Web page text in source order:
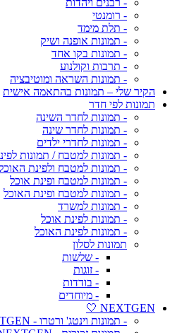
- רבנים ויהדות
- רומנטי
- תלת מימד
- תמונות אופנה ושיק
- תמונות בקו אחד
- תרבות וקולנוע
- תמונות השראה ומוטיבציה
הקיר שלי – תמונות בהתאמה אישית
תמונות לפי חדר
- תמונות לחדר השינה
- תמונות לחדר שינה
- תמונות לחדרי ילדים
- תמונות למטבח / תמונות
- תמונות למטבח ולפינת
- תמונות למטבח ופינת אוכל
- תמונות למטבח ופינת האוכל
- תמונות למשרד
- תמונות לפינת אוכל
- תמונות לפינת האוכל
תמונות לסלון
- שלשות
- זוגות
- בודדות
- מיוחדים
NEXTGEN 🤍
- תמונות וינטג' ורטרו - NEXTGEN